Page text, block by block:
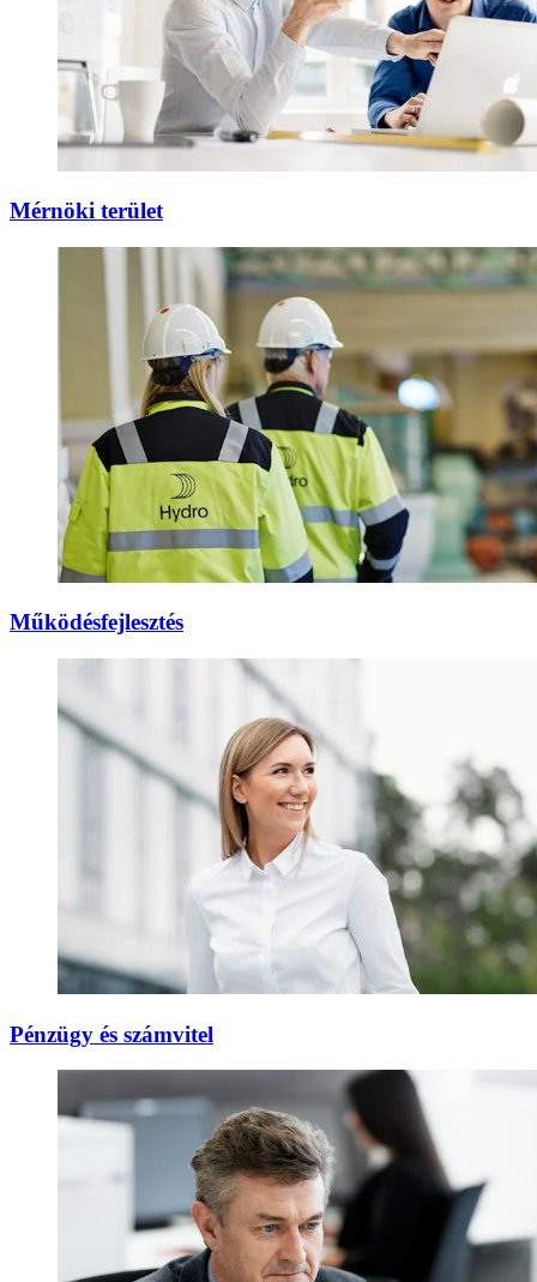
Mérnöki terület
Működésfejlesztés
Pénzügy és számvitel